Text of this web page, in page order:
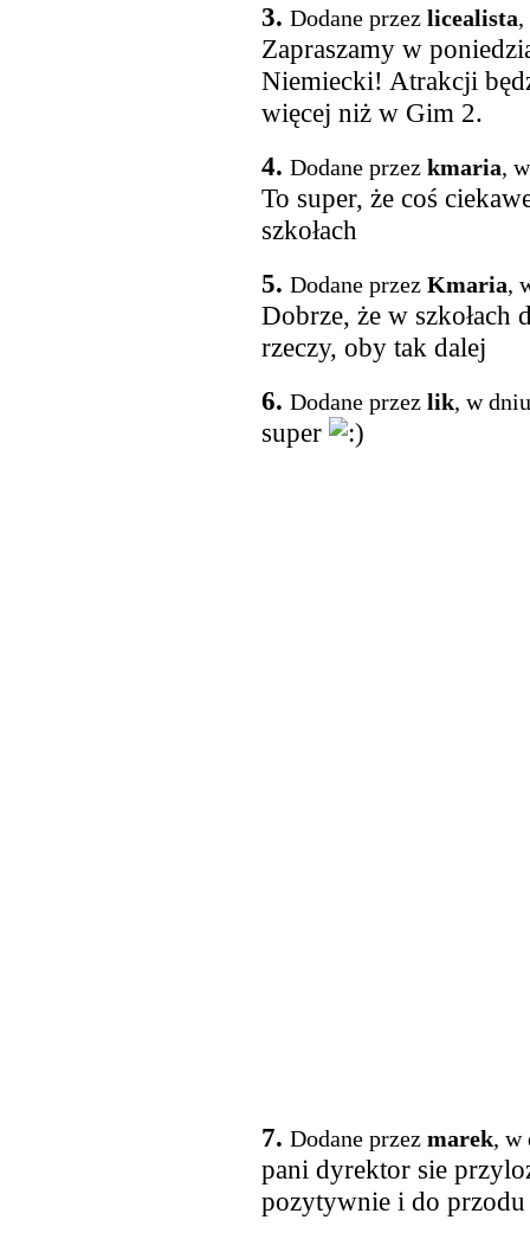
3. Dodane przez licealista,
Zapraszamy w
Niemiecki! Atrakcji
więcej niż w Gim 2.
4. Dodane przez kmaria,
To super, że coś
szkołach
5. Dodane przez Kmaria,
Dobrze, że w szkołach
rzeczy, oby tak dalej
6. Dodane przez lik, w
super
7. Dodane przez marek, w
pani dyrektor sie
pozytywnie i do przodu